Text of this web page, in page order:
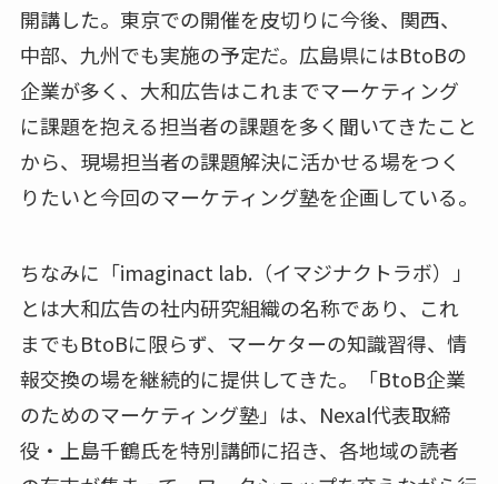
開講した。東京での開催を皮切りに今後、関西、
中部、九州でも実施の予定だ。広島県にはBtoBの
企業が多く、大和広告はこれまでマーケティング
に課題を抱える担当者の課題を多く聞いてきたこと
から、現場担当者の課題解決に活かせる場をつく
りたいと今回のマーケティング塾を企画している。
ちなみに「imaginact lab.（イマジナクトラボ）」
とは大和広告の社内研究組織の名称であり、これ
までもBtoBに限らず、マーケターの知識習得、情
報交換の場を継続的に提供してきた。「BtoB企業
のためのマーケティング塾」は、Nexal代表取締
役・上島千鶴氏を特別講師に招き、各地域の読者